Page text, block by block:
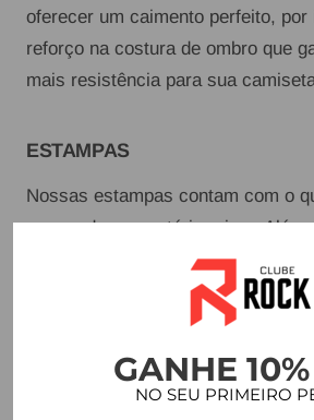
oferecer um caimento perfeito,
reforço na costura de ombro que
mais resistência para sua
ESTAMPAS
Nossas estampas contam com o
no mundo em matéria prima. Além
proporcionam acabamento
de variedade na hora de montar
DETALHES
Combinamos estilo e sofisticação
GANHE
NO SEU PRIMEIRO